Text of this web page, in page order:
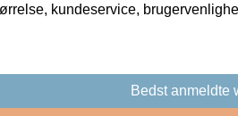
kundeservice,
Bedst anmeldte